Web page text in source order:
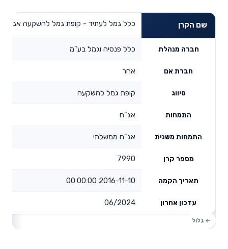
שם הקרן כלל גמל לעתיד - קופת גמל להשקעה אג"ח
חברה מנהלת כלל פנסיה וגמל בע"מ
חברת אם אחר
סיווג קופת גמל להשקעה
התמחות אג"ח
התמחות משנית אג"ח ממשלתי
מספר קרן 7990
תאריך הקמה 2016-11-10 00:00:00
עדכון אחרון 06/2024